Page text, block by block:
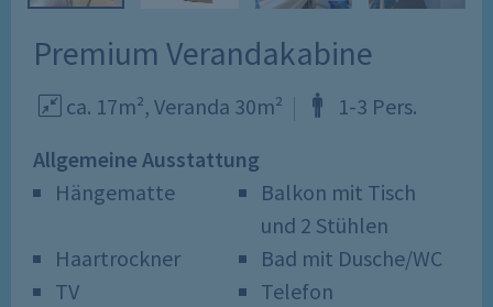
Premium Verandakabine
ca. 17m², Veranda 30m² 1-3 Pers.
Allgemeine Ausstattung
Hängematte
Balkon mit Tisch
und 2 Stühlen
Haartrockner
Bad mit Dusche/WC
TV
Telefon